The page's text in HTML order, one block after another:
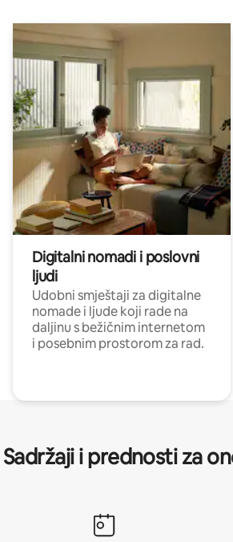
Digitalni nomadi i poslovni
ljudi
Udobni smještaji za digitalne
nomade i ljude koji rade na
daljinu s bežičnim internetom
i posebnim prostorom za rad.
Sadržaji i prednosti za